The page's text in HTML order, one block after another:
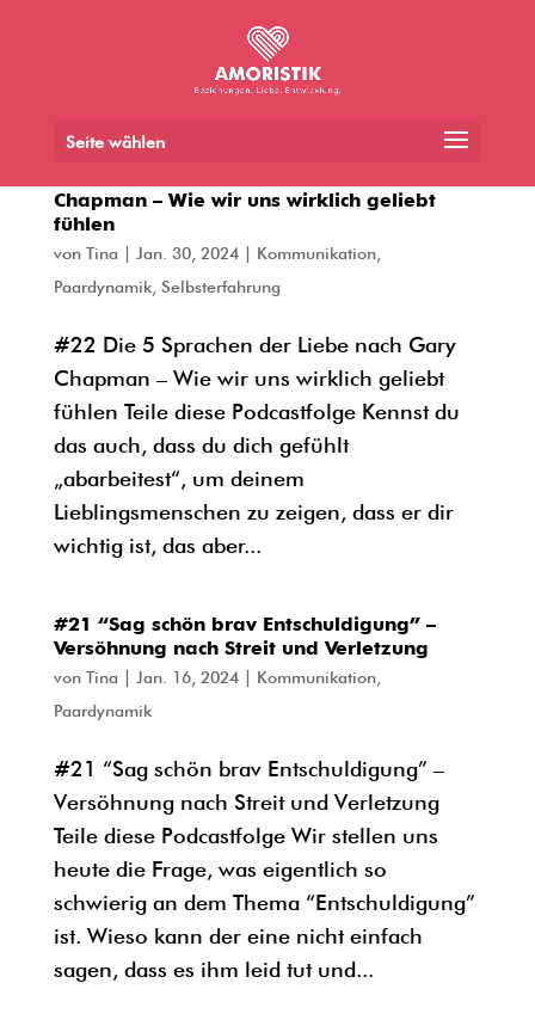
Seite wählen
Chapman – Wie wir uns wirklich geliebt
fühlen
von Tina Jan. 30, 2024| Kommunikation,
Paardynamik, Selbsterfahrung
#22 Die 5 Sprachen der Liebe nach Gary
Chapman – Wie wir uns wirklich geliebt
fühlen Teile diese Podcastfolge Kennst du
das auch, dass du dich gefühlt
„abarbeitest“, um deinem
Lieblingsmenschen zu zeigen, dass er dir
wichtig ist, das aber...
#21 “Sag schön brav Entschuldigung” –
Versöhnung nach Streit und Verletzung
von Tina Jan. 16, 2024| Kommunikation,
Paardynamik
#21 “Sag schön brav Entschuldigung” –
Versöhnung nach Streit und Verletzung
Teile diese Podcastfolge Wir stellen uns
heute die Frage, was eigentlich so
schwierig an dem Thema “Entschuldigung”
ist. Wieso kann der eine nicht einfach
sagen, dass es ihm leid tut und...